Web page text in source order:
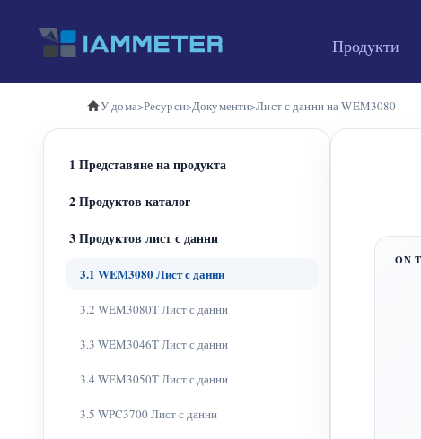
Продукти
У дома>Ресурси>Документи>Лист с данни на WEM3080
1 Представяне на продукта
2 Продуктов каталог
3 Продуктов лист с данни
3.1 WEM3080 Лист с данни
3.2 WEM3080T Лист с данни
3.3 WEM3046T Лист с данни
3.4 WEM3050T Лист с данни
3.5 WPC3700 Лист с данни